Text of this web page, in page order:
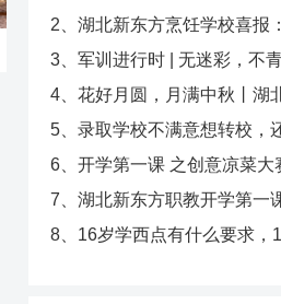
3、军训进行时 | 无迷彩，不青